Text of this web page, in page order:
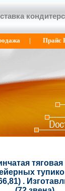
| Прайс
.